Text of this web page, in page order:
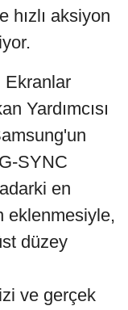
hızlı aksiyon
Ekranlar
Yardımcısı
SYNC
en
eklenmesiyle,
düzey
ve gerçek